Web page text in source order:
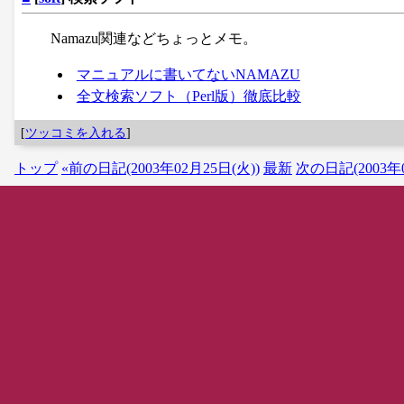
Namazu関連などちょっとメモ。
マニュアルに書いてないNAMAZU
全文検索ソフト（Perl版）徹底比較
[ツッコミを入れる]
トップ «前の日記(2003年02月25日(火)) 最新 次の日記(2003